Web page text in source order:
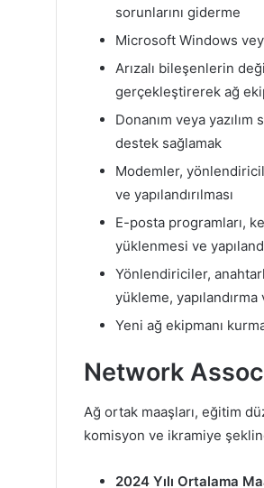
sorunlarını giderme
Microsoft Windows
Arızalı bileşenlerin
gerçekleştirerek ağ
Donanım veya
destek sağlamak
Modemler,
ve yapılandırılması
E-posta programları,
yüklenmesi ve
Yönlendiriciler,
yükleme,
Yeni ağ ekipmanı
Network
Ağ ortak maaşları, eğitim
komisyon ve ikramiye
2024 Yılı Ortalama